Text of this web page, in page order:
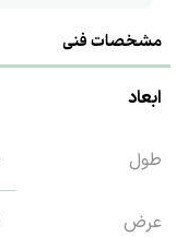
مشخصات فنی
ابعاد
طول
عرض